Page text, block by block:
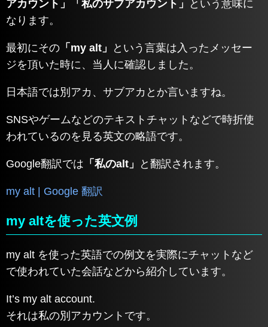
アカウント」「私のサブアカウント」
という意味に
なります。
最初にその 「my alt」
という言葉は入ったメッセー
ジを頂いた時に、当人に確認しました。
日本語では別アカ、サブアカとか言いますね。
SNSやゲームなどのテキストチャットなどで時折使
われているのを見る英文の略語です。
Google翻訳では 「私のalt」 と翻訳されます。
my alt | Google 翻訳
my altを使った英文例
my alt を使った英語での例文を実際にチャットなど
で使われていた会話などから紹介しています。
It’s my alt account.
それは私の別アカウントです。